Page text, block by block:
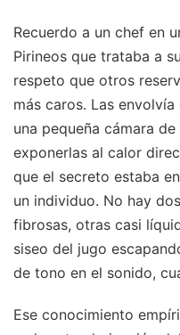
Recuerdo a un chef en
Pirineos que trataba a
respeto que otros
más caros. Las
una pequeña cámara
exponerlas al calor
que el secreto estaba
un individuo. No hay
fibrosas, otras casi
siseo del jugo
de tono en el sonido,
Ese conocimiento